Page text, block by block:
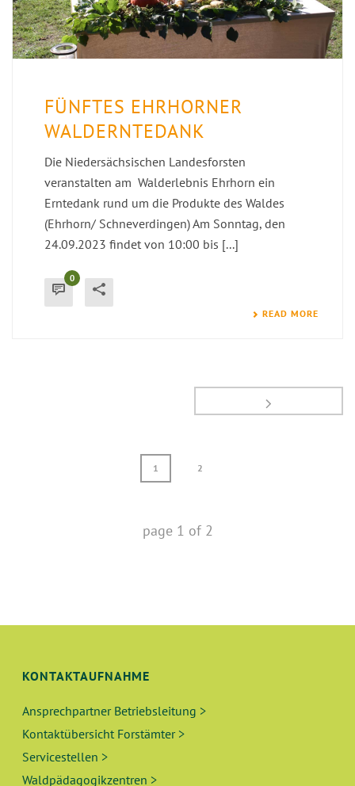
FÜNFTES EHRHORNER
WALDERNTEDANK
Die Niedersächsischen Landesforsten
veranstalten am Walderlebnis Ehrhorn ein
Erntedank rund um die Produkte des Waldes
(Ehrhorn/ Schneverdingen) Am Sonntag, den
24.09.2023 findet von 10:00 bis [...]
0
READ MORE
1 2
page 1 of 2
KONTAKTAUFNAHME
Ansprechpartner Betriebsleitung >
Kontaktübersicht Forstämter >
Servicestellen >
Waldpädagogikzentren >